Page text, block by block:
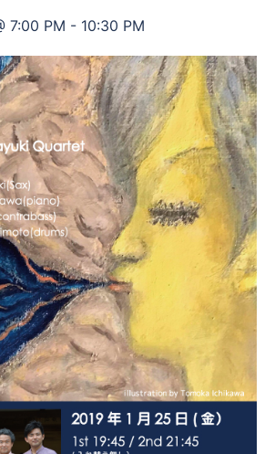
7:00 PM - 10:30 PM